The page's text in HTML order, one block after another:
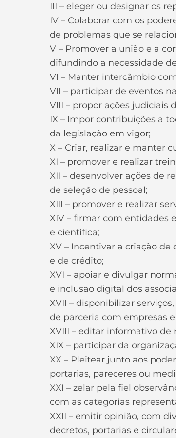
III – eleger ou designar os
IV – Colaborar com os
de problemas que se
V – Promover a união e a
difundindo a necessidade
VI – Manter intercâmbio
VII – participar de eventos
VIII – propor ações judiciais
IX – Impor contribuições a
da legislação em vigor;
X – Criar, realizar e manter
XI – promover e realizar
XII – desenvolver ações de
de seleção de pessoal;
XIII – promover e realizar
XIV – firmar com entidades
e científica;
XV – Incentivar a criação
e de crédito;
XVI – apoiar e divulgar
e inclusão digital dos
XVII – disponibilizar
de parceria com empresas
XVIII – editar informativo
XIX – participar da
XX – Pleitear junto aos
portarias, pareceres ou
XXI – zelar pela fiel
com as categorias
XXII – emitir opinião, com
decretos, portarias e